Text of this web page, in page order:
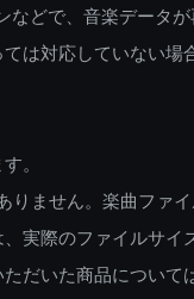
どで、音楽データ
は対応していない場
。
りません。楽曲ファ
実際のファイルサイ
だいた商品につい